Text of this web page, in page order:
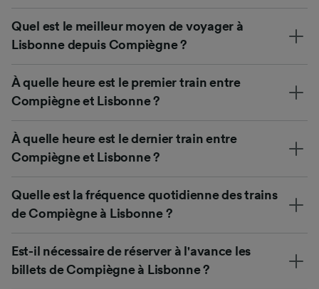
Quel est le meilleur moyen de voyager à
Lisbonne depuis Compiègne ?
À quelle heure est le premier train entre
Compiègne et Lisbonne ?
À quelle heure est le dernier train entre
Compiègne et Lisbonne ?
Quelle est la fréquence quotidienne des trains
de Compiègne à Lisbonne ?
Est-il nécessaire de réserver à l'avance les
billets de Compiègne à Lisbonne ?